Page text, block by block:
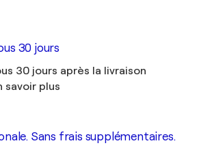
30 jours
30 jours après la livraison
savoir plus
Sans frais supplémentaires.